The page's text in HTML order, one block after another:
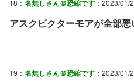
18： 名無しさん＠恐縮です ：2023/01/
アスクビクターモアが全部悪
19： 名無しさん＠恐縮です ：2023/01/